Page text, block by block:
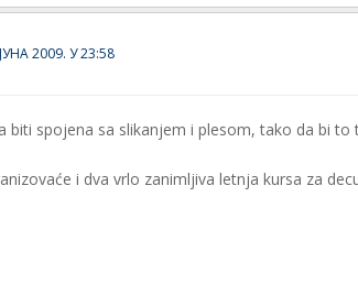
2009. У 23:58
biti spojena sa slikanjem i plesom, tako da bi to
i dva vrlo zanimljiva letnja kursa za